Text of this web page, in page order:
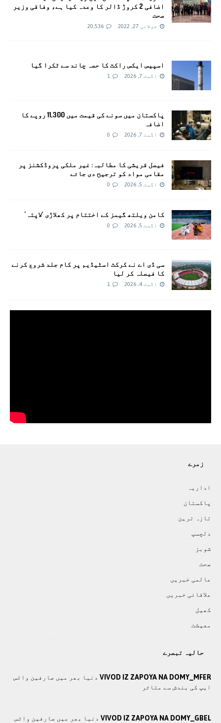
اضافی 2 کروڑ ڈالر کا وعدہ کیا ہے، وفاقی وزیر
صحت
جولائی 27, 2022 20,536
اسپیس ایکس راکٹ کا حصہ چاند سے ٹکرا گیا
اگست 7, 2026 1
پاکستان میں سونے کی قیمت میں 11,300 روپے کا
اضافہ
اگست 7, 2026 0
فیصل قریشی کا مطالبہ: غیر ملکی پروڈکشنز پر
مقامی مواد کو ترجیح دی جائے
اگست 5, 2026 0
کامن ویلتھ گیمز کے اختتام پر کھلاڑی ‘لاپتہ’
اگست 5, 2026 0
سی ڈی اے نے کرکٹ اسٹیڈیم پر کام جلد شروع کرنے
کا فیصلہ کر لیا
اگست 4, 2026 1
زمرے
اداريہ
پاکستان
تازہ ترين
دلچسپ
شوبز
صحت
عالمی خبريں
علاقائی خبريں
کھيل
معيشت
حالیہ تبصرے
VIVOD IZ ZAPOYA NA DOMY_MFER دنیا بھر میں صارفین واٹس
ایپ کی بندش سے متاثر
VIVOD IZ ZAPOYA NA DOMY_GBEL دنیا بھر میں صارفین واٹس